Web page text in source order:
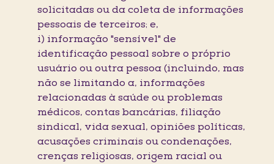
solicitadas ou da coleta de informações
pessoais de terceiros; e,
i) informação "sensível" de
identificação pessoal sobre o próprio
usuário ou outra pessoa (incluindo, mas
não se limitando a, informações
relacionadas à saúde ou problemas
médicos, contas bancárias, filiação
sindical, vida sexual, opiniões políticas,
acusações criminais ou condenações,
crenças religiosas, origem racial ou